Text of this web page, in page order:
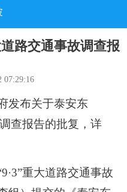
路交通事故调查报
07:29:16
布关于泰安东
查报告的批复，详
重大道路交通事故